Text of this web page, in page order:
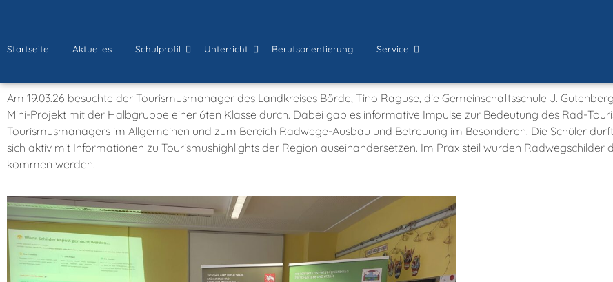
Startseite Aktuelles Schulprofil Unterricht Berufsorientierung Service
Am 19.03.26 besuchte der Tourismusmanager des Landkreises Börde, Tino Raguse, die Gemeinschaftsschule J.
Mini-Projekt mit der Halbgruppe einer 6ten Klasse durch. Dabei gab es informative Impulse zur Bedeutung des Rad-
Tourismusmanagers im Allgemeinen und zum Bereich Radwege-Ausbau und Betreuung im Besonderen. Die Schüler
sich aktiv mit Informationen zu Tourismushighlights der Region auseinandersetzen. Im Praxisteil wurden Radwegschilder
kommen werden.